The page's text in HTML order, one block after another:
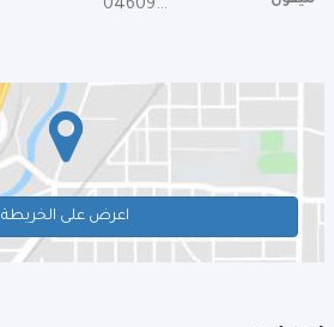
046092222
اعرض على الخريطة